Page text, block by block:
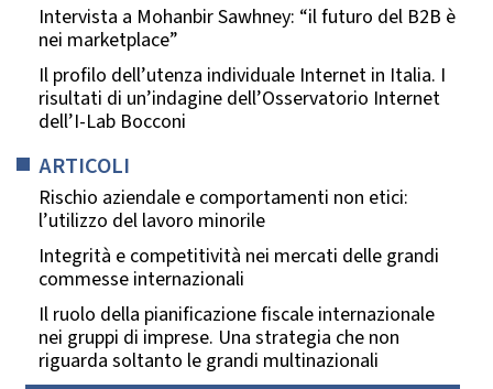
Intervista a Mohanbir Sawhney: “il futuro del B2B è
nei marketplace”
Il profilo dell’utenza individuale Internet in Italia. I
risultati di un’indagine dell’Osservatorio Internet
dell’I-Lab Bocconi
ARTICOLI
Rischio aziendale e comportamenti non etici:
l’utilizzo del lavoro minorile
Integrità e competitività nei mercati delle grandi
commesse internazionali
Il ruolo della pianificazione fiscale internazionale
nei gruppi di imprese. Una strategia che non
riguarda soltanto le grandi multinazionali